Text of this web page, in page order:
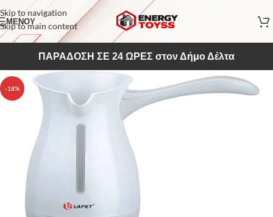
Skip to navigation
Skip to main content
ΜΕΝΟΥ
ΠΑΡΑΔΟΣΗ ΣΕ 24 ΩΡΕΣ στον Δήμο Δέλτα
-18%